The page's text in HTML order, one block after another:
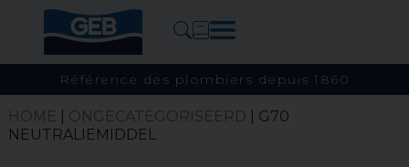
Référence des plombiers depuis 1860
HOME ONGECATEGORISEERD | G70
NEUTRALIEMIDDEL